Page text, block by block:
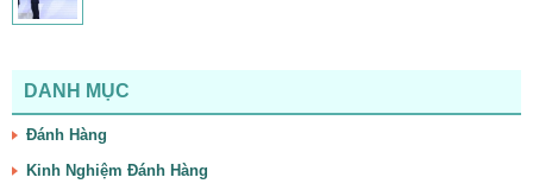
DANH MỤC
Đánh Hàng
Kinh Nghiệm Đánh Hàng